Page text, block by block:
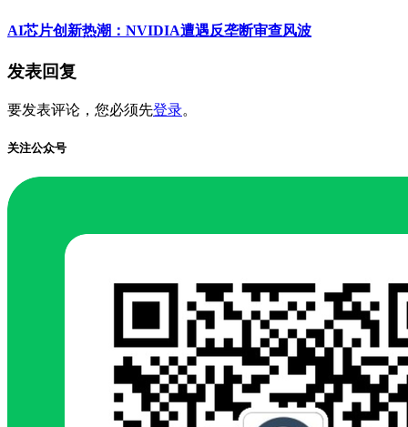
AI芯片创新热潮：NVIDIA遭遇反垄断审查风波
发表回复
要发表评论，您必须先登录。
关注公众号